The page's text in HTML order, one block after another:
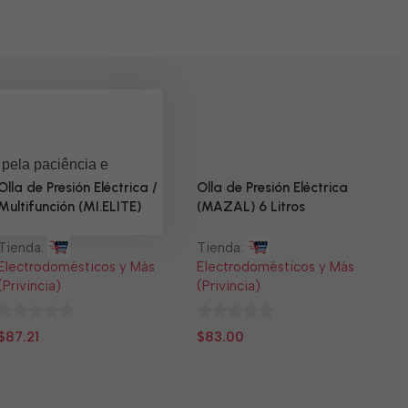
de Presión Eléctrica /
(MI.ELITE)
y Más
87.21
Olla de Presión Eléctrica
(MAZAL) 6 Litros
Tienda:
Electrodomésticos y Más
(Privincia)
0
$83.00
paciência e